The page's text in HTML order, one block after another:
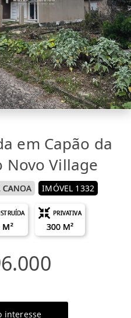
em Capão da
Novo Village
CANOA IMÓVEL 1332
M²
PRIVATIVA
300 M²
interesse